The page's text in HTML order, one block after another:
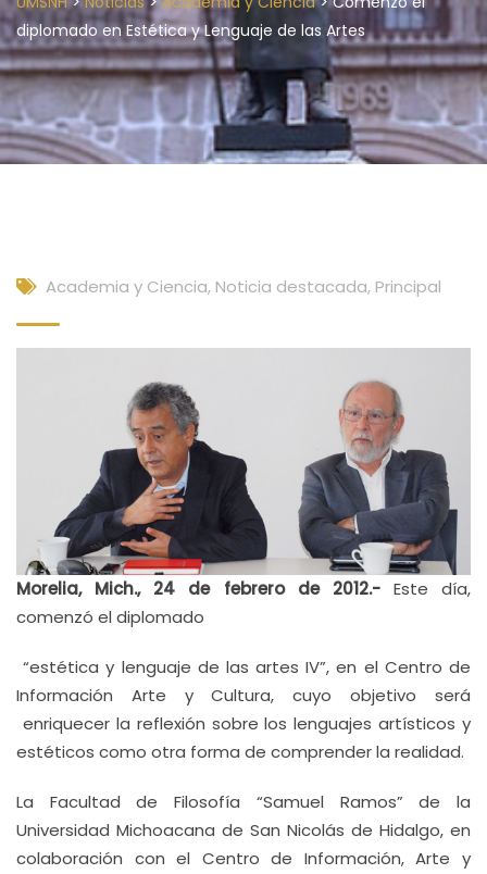
diplomado en Estética y Lenguaje de las Artes
Academia y Ciencia, Noticia destacada, Principal
Morelia, Mich., 24 de febrero de 2012.- Este día,
comenzó el diplomado
“estética y lenguaje de las artes IV”, en el Centro de
Información Arte y Cultura, cuyo objetivo será
enriquecer la reflexión sobre los lenguajes artísticos y
estéticos como otra forma de comprender la realidad.
La Facultad de Filosofía “Samuel Ramos” de la
Universidad Michoacana de San Nicolás de Hidalgo, en
colaboración con el Centro de Información, Arte y